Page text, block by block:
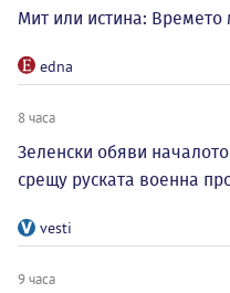
Мит или истина: Времето
edna
8 часа
Зеленски обяви
срещу руската военна
vesti
9 часа